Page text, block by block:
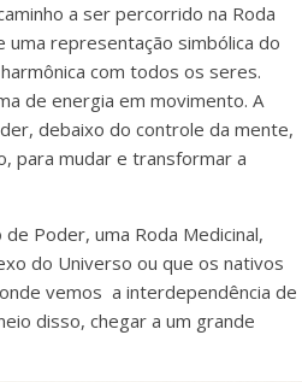
a ser percorrido na Roda
uma representação simbólica do
com todos os seres.
de energia em movimento. A
debaixo do controle da mente,
para mudar e transformar a
Poder, uma Roda Medicinal,
do Universo ou que os nativos
vemos a interdependência de
disso, chegar a um grande